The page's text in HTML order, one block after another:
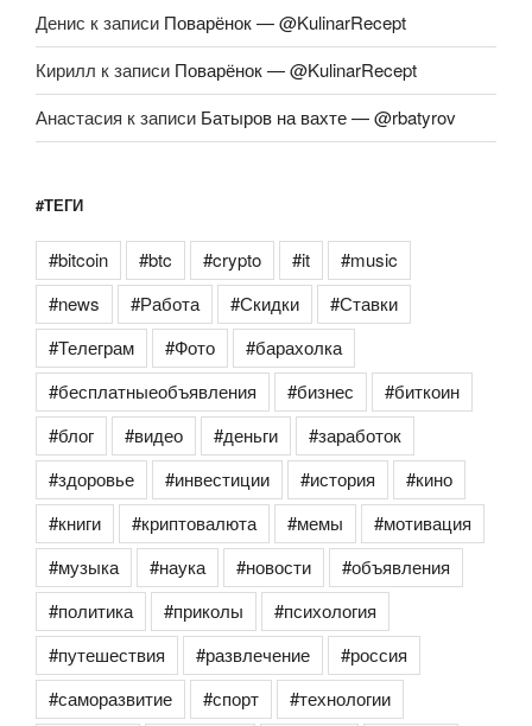
Денис к записи Поварёнок — @KulinarRecept
Кирилл к записи Поварёнок — @KulinarRecept
Анастасия к записи Батыров на вахте — @rbatyrov
#ТЕГИ
#bitcoin #btc #crypto #it
#music
#news
#Работа #Скидки
#Ставки
#Телеграм
#Фото
#барахолка
#бесплатныеобъявления
#бизнес
#биткоин
#блог
#видео #деньги
#заработок
#здоровье
#инвестиции #история
#кино
#книги
#криптовалюта #мемы
#мотивация
#музыка
#наука #новости
#объявления
#политика
#приколы
#психология
#путешествия
#развлечение
#россия
#саморазвитие
#спорт
#технологии